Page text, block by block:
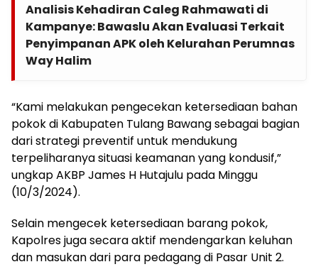
Analisis Kehadiran Caleg Rahmawati di
Kampanye: Bawaslu Akan Evaluasi Terkait
Penyimpanan APK oleh Kelurahan Perumnas
Way Halim
“Kami melakukan pengecekan ketersediaan bahan
pokok di Kabupaten Tulang Bawang sebagai bagian
dari strategi preventif untuk mendukung
terpeliharanya situasi keamanan yang kondusif,”
ungkap AKBP James H Hutajulu pada Minggu
(10/3/2024).
Selain mengecek ketersediaan barang pokok,
Kapolres juga secara aktif mendengarkan keluhan
dan masukan dari para pedagang di Pasar Unit 2.